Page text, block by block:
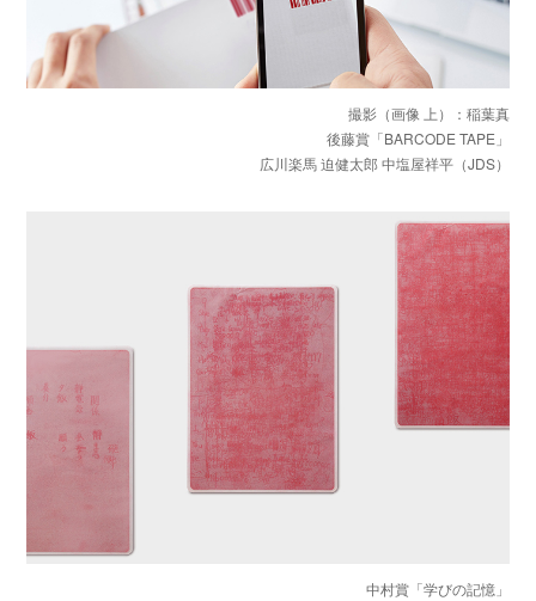
撮影（画像 上）：稲葉真
後藤賞「BARCODE TAPE」
広川楽馬 迫健太郎 中塩屋祥平（JDS）
中村賞「学びの記憶」